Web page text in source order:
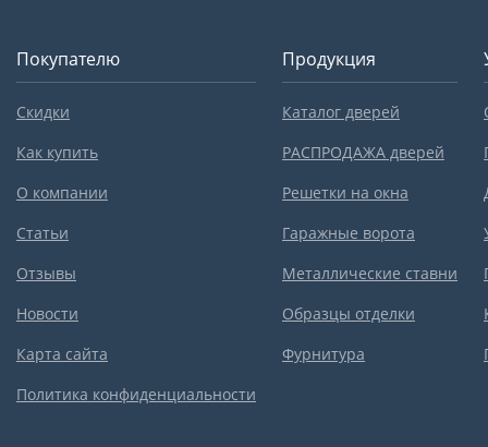
Покупателю
Скидки
Как купить
О компании
Статьи
Отзывы
Новости
Карта сайта
Политика конфиденциальности
Продукция
Каталог дверей
РАСПРОДАЖА дверей
Решетки на окна
Гаражные ворота
Металлические ставни
Образцы отделки
Фурнитура